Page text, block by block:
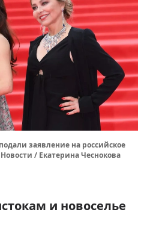
заявление на российское
/ Екатерина Чеснокова
и новоселье